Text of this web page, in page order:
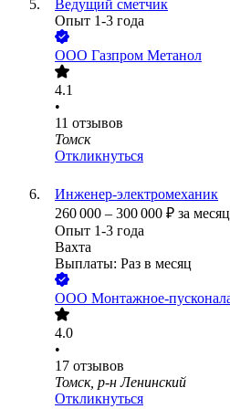
Ведущий сметчик
Опыт 1-3 года
ООО Газпром Метанол
4.1
•
11 отзывов
Томск
Откликнуться
Инженер-электромеханик
260 000 – 300 000 ₽ за
Опыт 1-3 года
Вахта
Выплаты: Раз в месяц
ООО Монтажное-
4.0
•
17 отзывов
Томск, р-н Ленинский
Откликнуться